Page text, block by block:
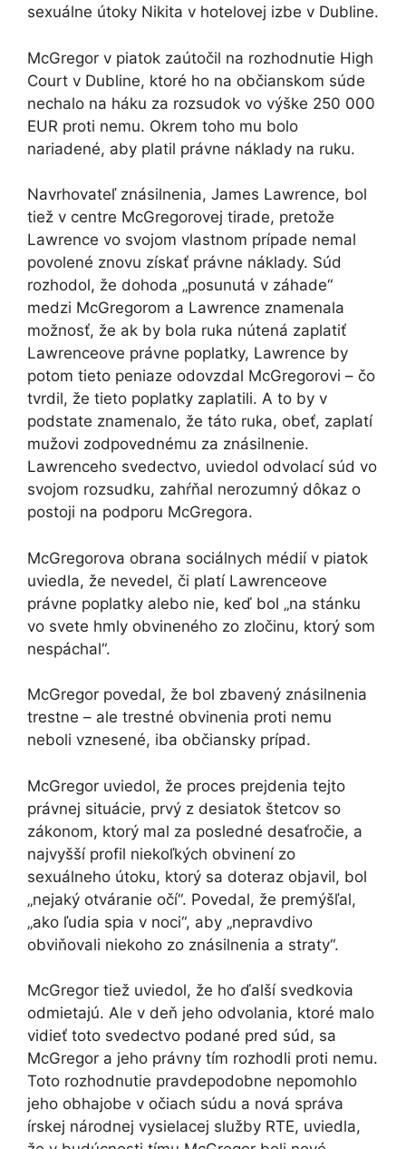
sexuálne útoky Nikita v hotelovej izbe v Dubline.
McGregor v piatok zaútočil na rozhodnutie High
Court v Dubline, ktoré ho na občianskom súde
nechalo na háku za rozsudok vo výške 250 000
EUR proti nemu. Okrem toho mu bolo
nariadené, aby platil právne náklady na ruku.
Navrhovateľ znásilnenia, James Lawrence, bol
tiež v centre McGregorovej tirade, pretože
Lawrence vo svojom vlastnom prípade nemal
povolené znovu získať právne náklady. Súd
rozhodol, že dohoda „posunutá v záhade“
medzi McGregorom a Lawrence znamenala
možnosť, že ak by bola ruka nútená zaplatiť
Lawrenceove právne poplatky, Lawrence by
potom tieto peniaze odovzdal McGregorovi – čo
tvrdil, že tieto poplatky zaplatili. A to by v
podstate znamenalo, že táto ruka, obeť, zaplatí
mužovi zodpovednému za znásilnenie.
Lawrenceho svedectvo, uviedol odvolací súd vo
svojom rozsudku, zahŕňal nerozumný dôkaz o
postoji na podporu McGregora.
McGregorova obrana sociálnych médií v piatok
uviedla, že nevedel, či platí Lawrenceove
právne poplatky alebo nie, keď bol „na stánku
vo svete hmly obvineného zo zločinu, ktorý som
nespáchal“.
McGregor povedal, že bol zbavený znásilnenia
trestne – ale trestné obvinenia proti nemu
neboli vznesené, iba občiansky prípad.
McGregor uviedol, že proces prejdenia tejto
právnej situácie, prvý z desiatok štetcov so
zákonom, ktorý mal za posledné desaťročie, a
najvyšší profil niekoľkých obvinení zo
sexuálneho útoku, ktorý sa doteraz objavil, bol
„nejaký otváranie očí“. Povedal, že premýšľal,
„ako ľudia spia v noci“, aby „nepravdivo
obviňovali niekoho zo znásilnenia a straty“.
McGregor tiež uviedol, že ho ďalší svedkovia
odmietajú. Ale v deň jeho odvolania, ktoré malo
vidieť toto svedectvo podané pred súd, sa
McGregor a jeho právny tím rozhodli proti nemu.
Toto rozhodnutie pravdepodobne nepomohlo
jeho obhajobe v očiach súdu a nová správa
írskej národnej vysielacej služby RTE, uviedla,